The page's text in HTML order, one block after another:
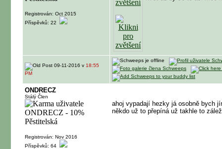
Registrován: Oct 2015
Příspěvků: 22
09-11-2016 v 18:55
PM
ONDRECZ
Stálý Člen
Registrován: Nov 2016
Příspěvků: 64
ahoj vypadají hezky já osobně bych
někdo už to přepíná už takhle to